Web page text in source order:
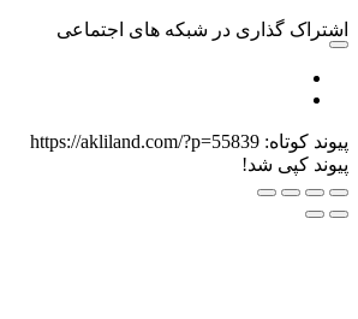
در شبکه های اجتماعی
https://akliland.com/?p=55839